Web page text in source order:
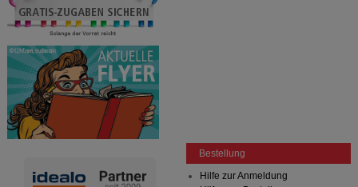
Bestellung
Hilfe zur Anmeldung